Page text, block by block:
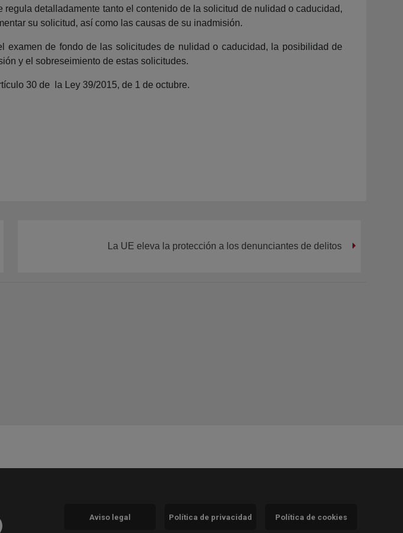
detalladamente tanto el contenido de la solicitud de nulidad o caducidad,
su solicitud, así como las causas de su inadmisión.
examen de fondo de las solicitudes de nulidad o caducidad, la posibilidad de
y el sobreseimiento de estas solicitudes.
30 de la Ley 39/2015, de 1 de octubre.
La UE eleva la protección a los denunciantes de delitos
ventana nueva)
(abre en ventana nueva)
YouTube (abre en ventana nueva)
Aviso legal Política de privacidad Política de cookies